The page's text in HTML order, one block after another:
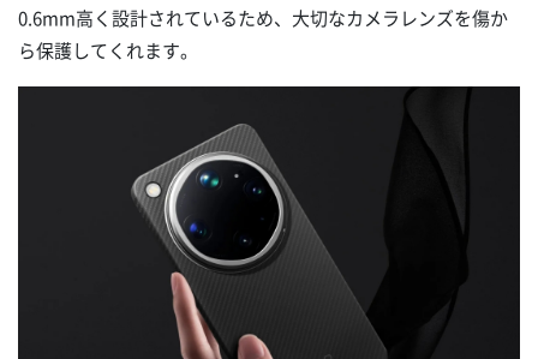
0.6mm高く設計されているため、大切なカメラレンズを傷か
ら保護してくれます。